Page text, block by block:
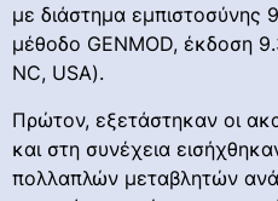
με διάστημα εμπιστοσύνης
μέθοδο GENMOD, έκδοση
NC, USA).
Πρώτον, εξετάστηκαν οι
και στη συνέχεια
πολλαπλών μεταβλητών